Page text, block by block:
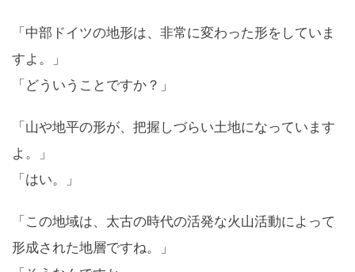
「中部ドイツの地形は、非常に変わった形をしていま
すよ。」
「どういうことですか？」
「山や地平の形が、把握しづらい土地になっています
よ。」
「はい。」
「この地域は、太古の時代の活発な火山活動によって
形成された地層ですね。」